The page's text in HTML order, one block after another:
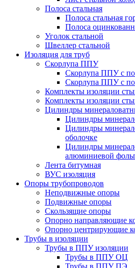
Полоса стальная
Полоса стальная
Полоса
Уголок стальной
Швеллер стальной
Изоляция для труб
Скорлупа ППУ
Скорлупа ППУ с
Скорлупа ППУ с
Комплекты изоляции
Комплекты изоляции
Цилиндры
Цилиндры
Цилиндры
оболочке
Цилиндры
алюминиевой
Лента битумная
ВУС изоляция
Опоры трубопроводов
Неподвижные опоры
Подвижные опоры
Скользящие опоры
Опорно направляющие
Опорно центрирующие
Трубы в изоляции
Трубы в ППУ изоляции
Трубы в ППУ ОЦ
Трубы в ППУ ПЭ